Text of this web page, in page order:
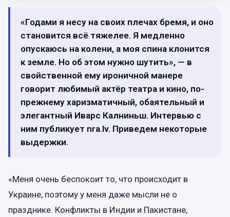
«Годами я несу на своих плечах бремя, и оно
становится всё тяжелее. Я медленно
опускаюсь на колени, а моя спина клонится
к земле. Но об этом нужно шутить», — в
свойственной ему ироничной манере
говорит любимый актёр театра и кино, по-
прежнему харизматичный, обаятельный и
элегантный Иварс Калниньш. Интервью с
ним публикует nra.lv. Приведем некоторые
выдержки.
«Меня очень беспокоит то, что происходит в
Украине, поэтому у меня даже мысли не о
празднике. Конфликты в Индии и Пакистане,